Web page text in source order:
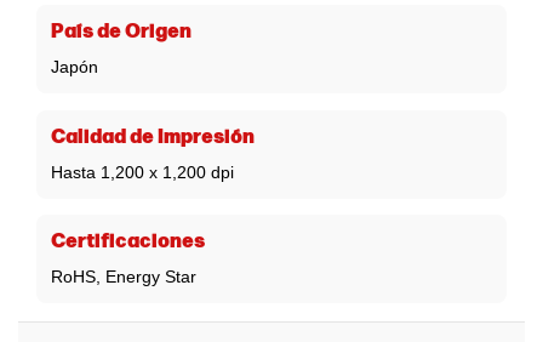
País de Origen
Japón
Calidad de Impresión
Hasta 1,200 x 1,200 dpi
Certificaciones
RoHS, Energy Star